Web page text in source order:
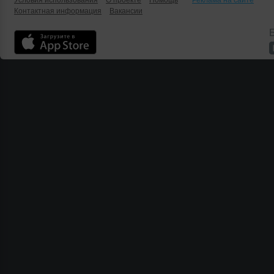
Контактная информация
Вакансии